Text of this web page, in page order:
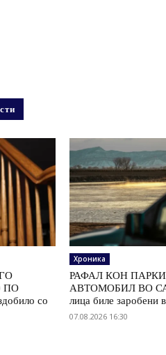
ПО
со
Хроника
РАФАЛ КОН
АВТОМОБИЛ ВО
лица биле заробени
07.08.2026 16:30